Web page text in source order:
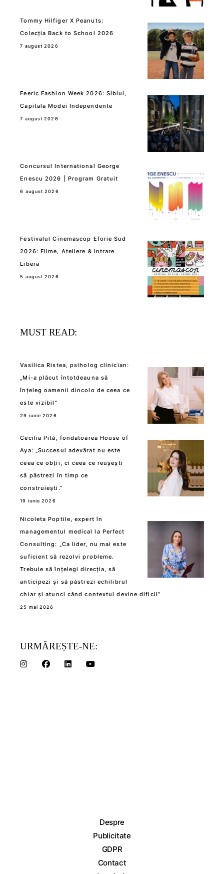
Tommy Hilfiger X Peanuts:
Colecția Back to School 2026
7 august 2026
Feeric Fashion Week 2026: Sibiul,
Capitala Modei Independente
7 august 2026
Concursul International George
Enescu 2026 | Program Gratuit
6 august 2026
Festivalul Cinemascop Eforie Sud
2026: Filme, Ateliere & Intrare
Libera
5 august 2026
MUST READ:
Vasilica Ristea, psiholog clinician:
„Mi-a plăcut întotdeauna să
înțeleg oamenii dincolo de ceea ce
este vizibil”
29 iunie 2026
Cecilia Pită, fondatoarea House of
Aya: „Succesul adevărat nu este
ceea ce obții, ci ceea ce reușești
să păstrezi în timp ce
construiești.”
19 iunie 2026
Nicoleta Poptile, expert în
managementul medical la Perfect
Consulting: „Ca lider, nu mai este
suficient să rezolvi probleme.
Trebuie să înțelegi direcția, să
anticipezi și să păstrezi echilibrul
chiar și atunci când contextul devine dificil”
25 mai 2026
URMĂREȘTE-NE:
Despre
Publicitate
GDPR
Contact